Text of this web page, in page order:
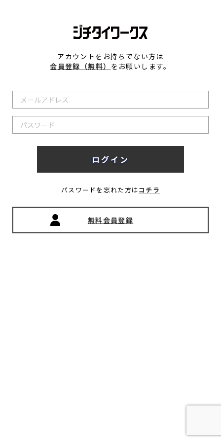
アカウントをお持ちでない方は
会員登録（無料） をお願いします。
パスワードを忘れた方はコチラ
無料会員登録